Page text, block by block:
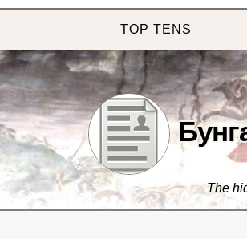
TOP TENS
The